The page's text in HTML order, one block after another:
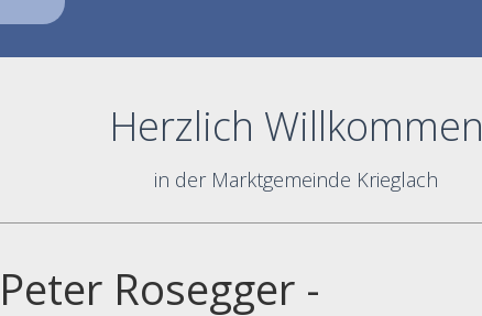
Herzlich Willkommen
in der Marktgemeinde Krieglach
Peter Rosegger -